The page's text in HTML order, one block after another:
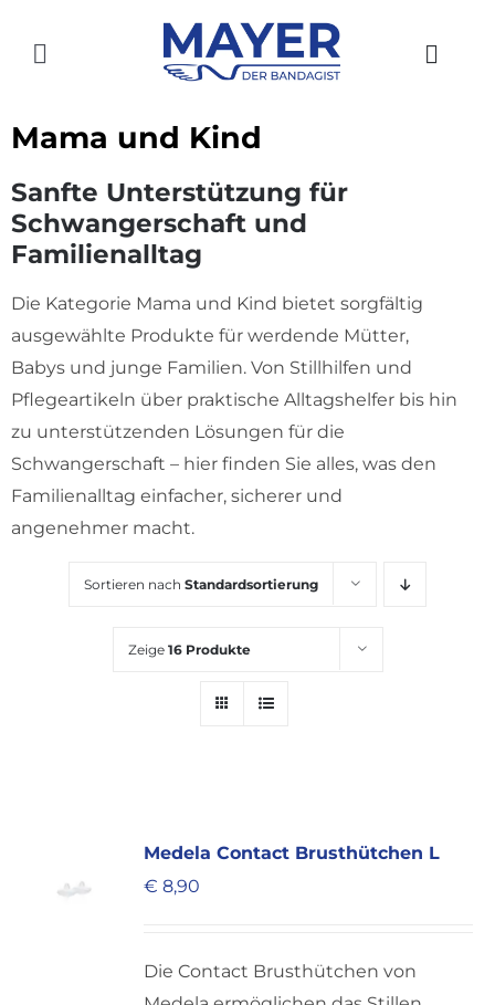
Inhalt
Toggle
SHOP
GESCHICHTE
KARRIERE
Mama und Kind
Sanfte Unterstützung für
Schwangerschaft und
Familienalltag
Die Kategorie Mama und Kind bietet sorgfältig
ausgewählte Produkte für werdende Mütter,
Babys und junge Familien. Von Stillhilfen und
Pflegeartikeln über praktische Alltagshelfer bis hin
zu unterstützenden Lösungen für die
Schwangerschaft – hier finden Sie alles, was den
Familienalltag einfacher, sicherer und
angenehmer macht.
Sortieren nach Standardsortierung
Zeige 16 Produkte
Medela Contact Brusthütchen L
€ 8,90
Die Contact Brusthütchen von